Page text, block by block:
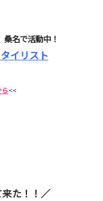
名で活動中！
イリスト
ら<<
た！！／